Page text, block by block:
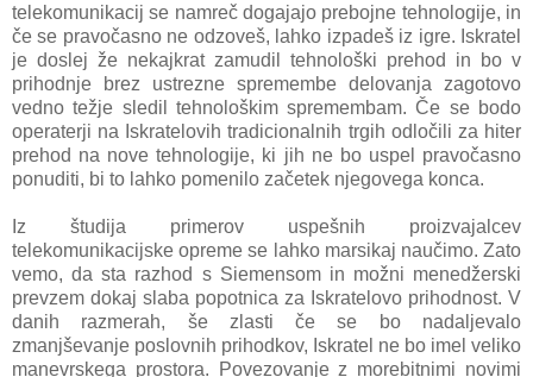
telekomunikacij se namreč dogajajo prebojne tehnologije, in
če se pravočasno ne odzoveš, lahko izpadeš iz igre. Iskratel
je doslej že nekajkrat zamudil tehnološki prehod in bo v
prihodnje brez ustrezne spremembe delovanja zagotovo
vedno težje sledil tehnološkim spremembam. Če se bodo
operaterji na Iskratelovih tradicionalnih trgih odločili za hiter
prehod na nove tehnologije, ki jih ne bo uspel pravočasno
ponuditi, bi to lahko pomenilo začetek njegovega konca.
Iz študija primerov uspešnih proizvajalcev
telekomunikacijske opreme se lahko marsikaj naučimo. Zato
vemo, da sta razhod s Siemensom in možni menedžerski
prevzem dokaj slaba popotnica za Iskratelovo prihodnost. V
danih razmerah, še zlasti če se bo nadaljevalo
zmanjševanje poslovnih prihodkov, Iskratel ne bo imel veliko
manevrskega prostora. Povezovanje z morebitnimi novimi